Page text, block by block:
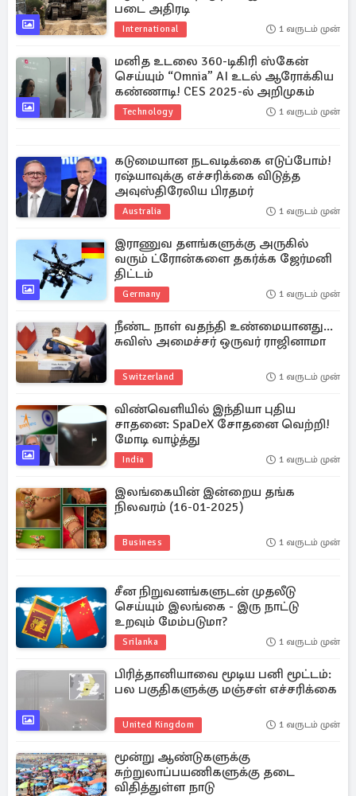
படை அதிரடி
International 1 வருடம் முன்
மனித உடலை 360-டிகிரி ஸ்கேன்
செய்யும் “Omnia” AI உடல் ஆரோக்கிய
கண்ணாடி! CES 2025-ல் அறிமுகம்
Technology 1 வருடம் முன்
கடுமையான நடவடிக்கை எடுப்போம்!
ரஷ்யாவுக்கு எச்சரிக்கை விடுத்த
அவுஸ்திரேலிய பிரதமர்
Australia 1 வருடம் முன்
இராணுவ தளங்களுக்கு அருகில்
வரும் ட்ரோன்களை தகர்க்க ஜேர்மனி
திட்டம்
Germany 1 வருடம் முன்
நீண்ட நாள் வதந்தி உண்மையானது...
சுவிஸ் அமைச்சர் ஒருவர் ராஜினாமா
Switzerland 1 வருடம் முன்
விண்வெளியில் இந்தியா புதிய
சாதனை: SpaDeX சோதனை வெற்றி!
மோடி வாழ்த்து
India 1 வருடம் முன்
இலங்கையின் இன்றைய தங்க
நிலவரம் (16-01-2025)
Business 1 வருடம் முன்
சீன நிறுவனங்களுடன் முதலீடு
செய்யும் இலங்கை - இரு நாட்டு
உறவும் மேம்படுமா?
Srilanka 1 வருடம் முன்
பிரித்தானியாவை மூடிய பனி மூட்டம்:
பல பகுதிகளுக்கு மஞ்சள் எச்சரிக்கை
United Kingdom 1 வருடம் முன்
மூன்று ஆண்டுகளுக்கு
சுற்றுலாப்பயணிகளுக்கு தடை
விதித்துள்ள நாடு